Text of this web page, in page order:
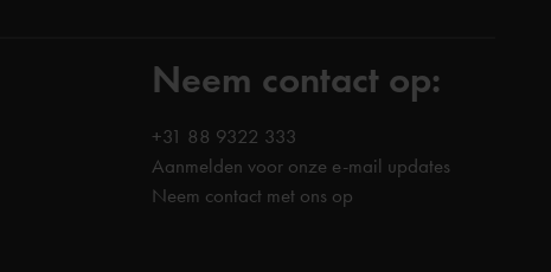
Neem contact op:
+31 88 9322 333
Aanmelden voor onze e-mail updates
Neem contact met ons op